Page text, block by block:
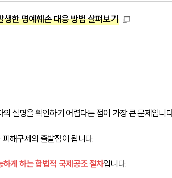
생한 명예훼손 대응 방법 살펴보기
실명을 확인하기 어렵다는 점이 가장 큰 문제입니
피해구제의 출발점이 됩니다.
하게 하는 합법적 국제공조 절차입니다.